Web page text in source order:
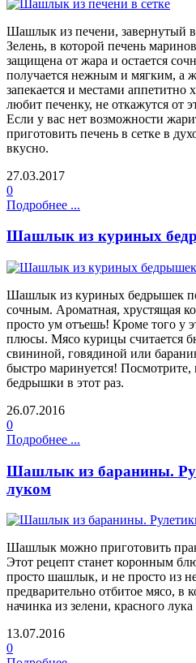
Шашлык из печени, завернутый в
Зелень, в которой печень
защищена от жара и остается
получается нежным и мягким, а
запекается и местами аппетитно
любит печенку, не откажутся от
Если у вас нет возможности
приготовить печень в сетке в
вкусно.
27.03.2017
0
Подробнее ...
Шашлык из куриных
Шашлык из куриных бедрышек
сочным. Ароматная, хрустящая
просто ум отъешь! Кроме того у
плюсы. Мясо курицы считается
свининой, говядиной или
быстро маринуется!
бедрышки в этот раз.
26.07.2016
0
Подробнее ...
Шашлык из баранины.
луком
Шашлык можно приготовить
Этот рецепт станет коронным
просто шашлык, и не просто из
предварительно отбитое мясо, в
начинка из зелени, красного
13.07.2016
0